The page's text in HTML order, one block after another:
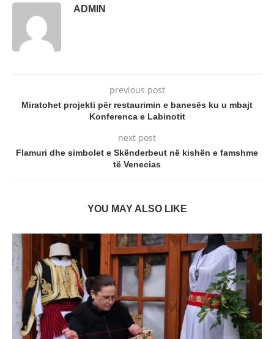
ADMIN
previous post
Miratohet projekti për restaurimin e banesës ku u mbajt
Konferenca e Labinotit
next post
Flamuri dhe simbolet e Skënderbeut në kishën e famshme
të Venecias
YOU MAY ALSO LIKE